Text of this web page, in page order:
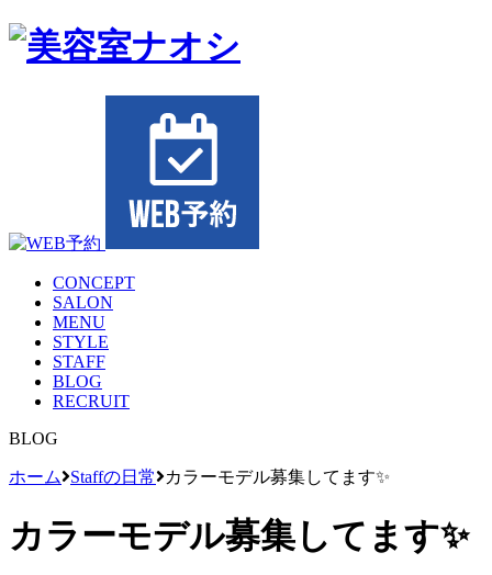
CONCEPT
SALON
MENU
STYLE
STAFF
BLOG
RECRUIT
BLOG
ホーム Staffの日常 カラーモデル募集してます✨
カラーモデル募集してます✨